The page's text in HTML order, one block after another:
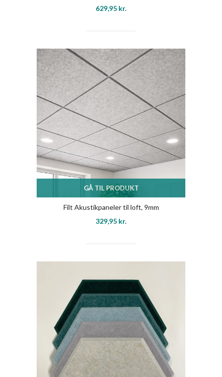
629,95 kr.
GÅ TIL PRODUKT
Filt Akustikpaneler til loft, 9mm
329,95 kr.